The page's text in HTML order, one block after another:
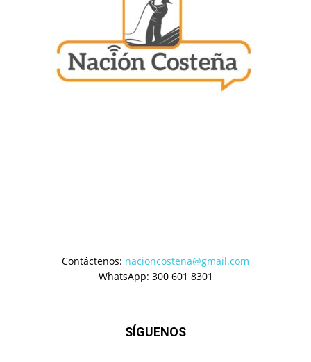
Contáctenos: nacioncostena@gmail.com
WhatsApp: 300 601 8301
SÍGUENOS